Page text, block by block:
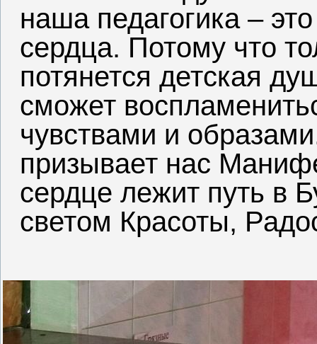
наша педагогика –
сердца. Потому что
потянется детская
сможет
чувствами и
призывает нас
сердце лежит путь в
светом Красоты,